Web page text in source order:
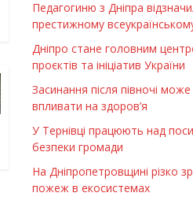
Педагогиню з Дніпра
престижному
Дніпро стане головним
проєктів та ініціатив України
Засинання після півночі
впливати на здоров’я
У Тернівці працюють над
безпеки громади
На Дніпропетровщині різко
пожеж в екосистемах